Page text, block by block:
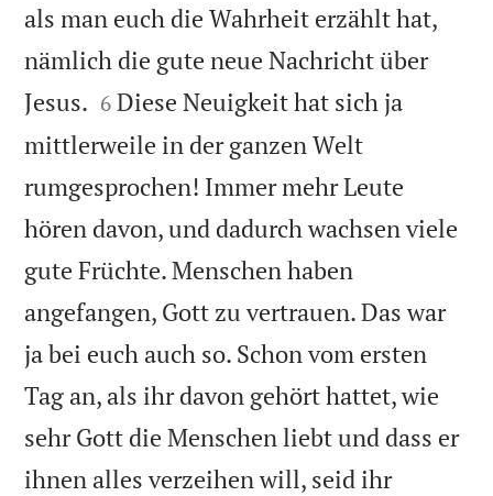
als man euch die Wahrheit erzählt hat,
nämlich die gute neue Nachricht über
Jesus. 

6 Diese Neuigkeit hat sich ja
mittlerweile in der ganzen Welt
rumgesprochen! Immer mehr Leute
hören davon, und dadurch wachsen viele
gute Früchte. Menschen haben
angefangen, Gott zu vertrauen. Das war
ja bei euch auch so. Schon vom ersten
Tag an, als ihr davon gehört hattet, wie
sehr Gott die Menschen liebt und dass er
ihnen alles verzeihen will, seid ihr